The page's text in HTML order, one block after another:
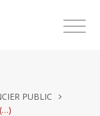
PUBLIC